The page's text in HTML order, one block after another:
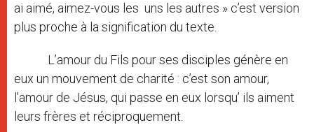
ai aimé, aimez-vous les uns les autres » c’est version
plus proche à la signification du texte.
L’amour du Fils pour ses disciples génère en
eux un mouvement de charité : c’est son amour,
l’amour de Jésus, qui passe en eux lorsqu’ ils aiment
leurs frères et réciproquement.